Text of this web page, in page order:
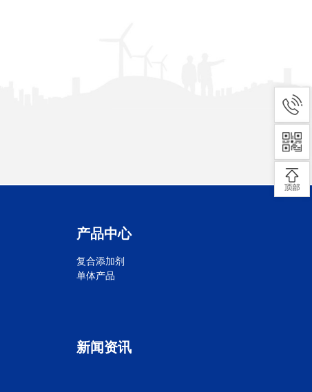
产品中心
复合添加剂
单体产品
新闻资讯